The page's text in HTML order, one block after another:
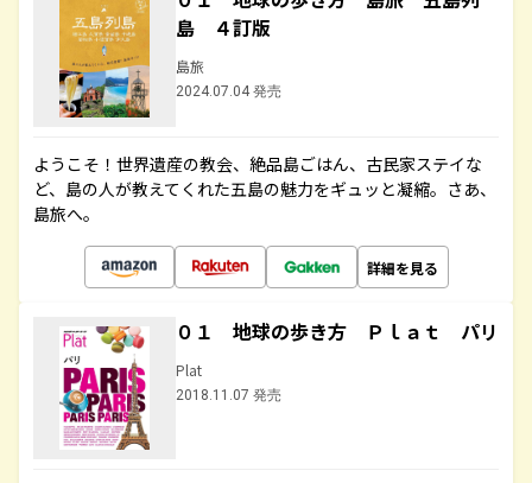
島 ４訂版
島旅
2024.07.04 発売
ようこそ！世界遺産の教会、絶品島ごはん、古民家ステイな
ど、島の人が教えてくれた五島の魅力をギュッと凝縮。さあ、
島旅へ。
詳細を見る
０１ 地球の歩き方 Ｐｌａｔ パリ
Plat
2018.11.07 発売